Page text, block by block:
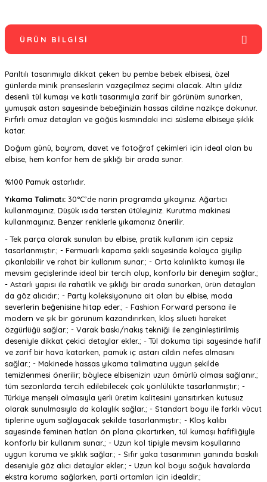
ÜRÜN BILGISI
Parıltılı tasarımıyla dikkat çeken bu pembe bebek elbisesi, özel
günlerde minik prenseslerin vazgeçilmez seçimi olacak. Altın yıldız
desenli tül kumaşı ve katlı tasarımıyla zarif bir görünüm sunarken,
yumuşak astarı sayesinde bebeğinizin hassas cildine nazikçe dokunur.
Fırfırlı omuz detayları ve göğüs kısmındaki inci süsleme elbiseye şıklık
katar.
Doğum günü, bayram, davet ve fotoğraf çekimleri için ideal olan bu
elbise, hem konfor hem de şıklığı bir arada sunar.
%100 Pamuk astarlıdır.
Yıkama Talimatı: 30°C’de narin programda yıkayınız. Ağartıcı
kullanmayınız. Düşük ısıda tersten ütüleyiniz. Kurutma makinesi
kullanmayınız. Benzer renklerle yıkamanız önerilir.
- Tek parça olarak sunulan bu elbise, pratik kullanım için cepsiz
tasarlanmıştır.; - Fermuarlı kapama şekli sayesinde kolayca giyilip
çıkarılabilir ve rahat bir kullanım sunar.; - Orta kalınlıkta kumaşı ile
mevsim geçişlerinde ideal bir tercih olup, konforlu bir deneyim sağlar.;
- Astarlı yapısı ile rahatlık ve şıklığı bir arada sunarken, ürün detayları
da göz alıcıdır.; - Party koleksiyonuna ait olan bu elbise, moda
severlerin beğenisine hitap eder.; - Fashion Forward persona ile
modern ve şık bir görünüm kazandırırken, kloş silueti hareket
özgürlüğü sağlar.; - Varak baskı/nakış tekniği ile zenginleştirilmiş
deseniyle dikkat çekici detaylar ekler.; - Tül dokuma tipi sayesinde hafif
ve zarif bir hava katarken, pamuk iç astarı cildin nefes almasını
sağlar.; - Makinede hassas yıkama talimatına uygun şekilde
temizlenmesi önerilir; böylece elbisenizin uzun ömürlü olması sağlanır.;
tüm sezonlarda tercih edilebilecek çok yönlülükte tasarlanmıştır.; -
Türkiye menşeli olmasıyla yerli üretim kalitesini yansıtırken kutusuz
olarak sunulmasıyla da kolaylık sağlar.; - Standart boyu ile farklı vücut
tiplerine uyum sağlayacak şekilde tasarlanmıştır.; - Kloş kalıbı
sayesinde feminen hatları ön plana çıkartırken, tül kumaşı hafifliğiyle
konforlu bir kullanım sunar.; - Uzun kol tipiyle mevsim koşullarına
uygun koruma ve şıklık sağlar.; - Sıfır yaka tasarımının yanında baskılı
deseniyle göz alıcı detaylar ekler.; - Uzun kol boyu soğuk havalarda
ekstra koruma sağlarken, parti ortamları için idealdir.;